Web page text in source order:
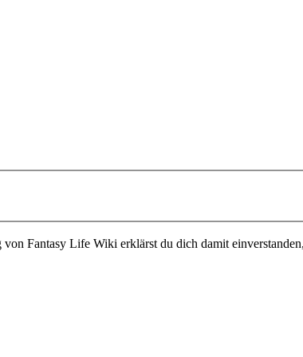
Fantasy Life Wiki erklärst du dich damit